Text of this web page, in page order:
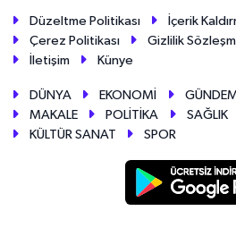
Düzeltme Politikası
İçerik
Çerez Politikası
Gizlilik
İletişim
Künye
DÜNYA EKONOMİ
MAKALE
POLİTİKA SAĞLIK
KÜLTÜR SANAT
SPOR